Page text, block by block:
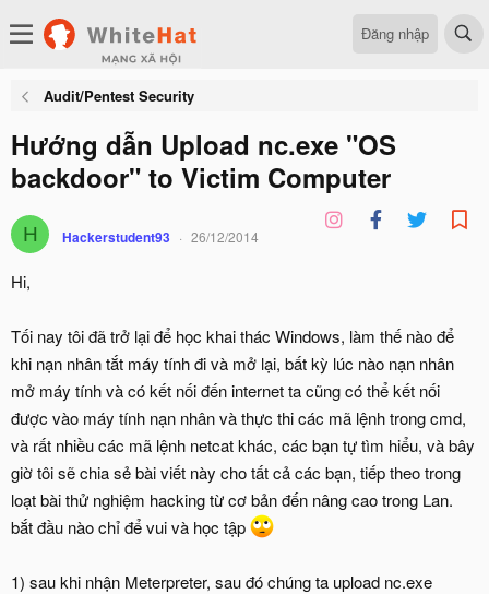
Đăng nhập
Audit/Pentest Security
Hướng dẫn Upload nc.exe "OS
backdoor" to Victim Computer
H Hackerstudent93 26/12/2014
Hi,
Tối nay tôi đã trở lại để học khai thác Windows, làm thế nào để
khi nạn nhân tắt máy tính đi và mở lại, bất kỳ lúc nào nạn nhân
mở máy tính và có kết nối đến internet ta cũng có thể kết nối
được vào máy tính nạn nhân và thực thi các mã lệnh trong cmd,
và rất nhiều các mã lệnh netcat khác, các bạn tự tìm hiểu, và bây
giờ tôi sẽ chia sẻ bài viết này cho tất cả các bạn, tiếp theo trong
loạt bài thử nghiệm hacking từ cơ bản đến nâng cao trong Lan.
bắt đầu nào chỉ để vui và học tập
1) sau khi nhận Meterpreter, sau đó chúng ta upload nc.exe